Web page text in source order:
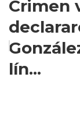
Crimen
lín...